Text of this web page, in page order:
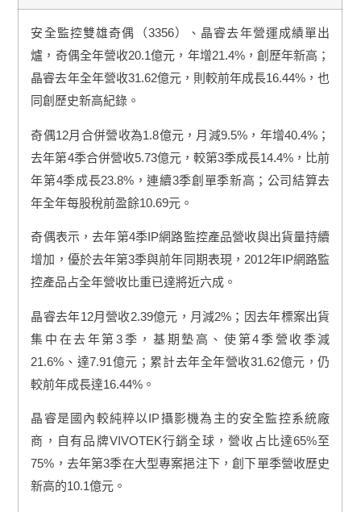
安全監控雙雄奇偶（3356）、晶睿去年營運成績單出
爐，奇偶全年營收20.1億元，年增21.4%，創歷年新高；
晶睿去年全年營收31.62億元，則較前年成長16.44%，也
同創歷史新高紀錄。
奇偶12月合併營收為1.8億元，月減9.5%，年增40.4%；
去年第4季合併營收5.73億元，較第3季成長14.4%，比前
年第4季成長23.8%，連續3季創單季新高；公司結算去
年全年每股稅前盈餘10.69元。
奇偶表示，去年第4季IP網路監控產品營收與出貨量持續
增加，優於去年第3季與前年同期表現，2012年IP網路監
控產品占全年營收比重已達將近六成。
晶睿去年12月營收2.39億元，月減2%；因去年標案出貨
集中在去年第3季，基期墊高、使第4季營收季減
21.6%、達7.91億元；累計去年全年營收31.62億元，仍
較前年成長達16.44%。
晶睿是國內較純粹以IP攝影機為主的安全監控系統廠
商，自有品牌VIVOTEK行銷全球，營收占比達65%至
75%，去年第3季在大型專案挹注下，創下單季營收歷史
新高的10.1億元。